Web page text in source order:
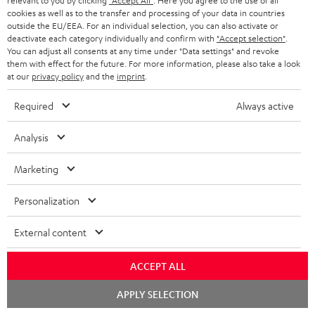
G
a
r
a
t
e
n
t
e
n
Übersicht
Mehr als 45 Jahre Erfahrung
cookies as well as to the transfer and processing of your data in countries
outside the EU/EEA. For an individual selection, you can also activate or
deactivate each category individually and confirm with "Accept selection"
You can adjust all consents at any time under "Data settings" and revoke
them with effect for the future. For more information, please also take a look
at our privacy policyand the imprint
Required Always active
Analysis
Marketing
Personalization
External content
ACCEPT ALL
APPLY SELECTION